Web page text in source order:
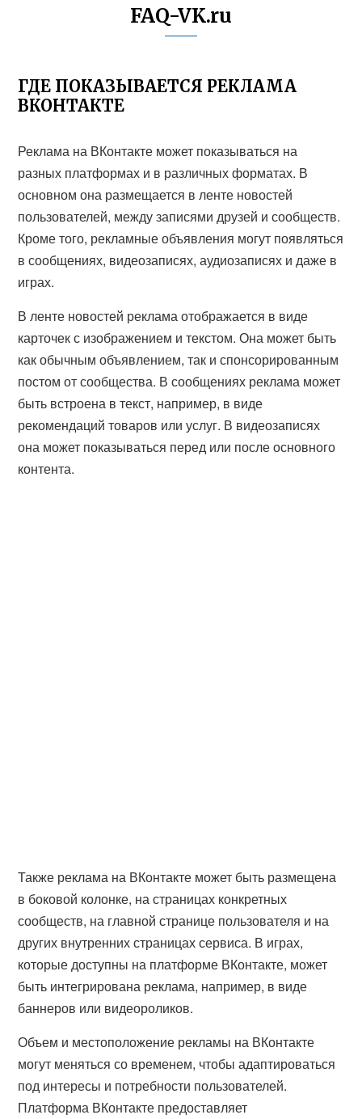
FAQ-VK.ru
ГДЕ ПОКАЗЫВАЕТСЯ РЕКЛАМА
ВКОНТАКТЕ
Реклама на ВКонтакте может показываться на
разных платформах и в различных форматах. В
основном она размещается в ленте новостей
пользователей, между записями друзей и сообществ.
Кроме того, рекламные объявления могут появляться
в сообщениях, видеозаписях, аудиозаписях и даже в
играх.
В ленте новостей реклама отображается в виде
карточек с изображением и текстом. Она может быть
как обычным объявлением, так и спонсорированным
постом от сообщества. В сообщениях реклама может
быть встроена в текст, например, в виде
рекомендаций товаров или услуг. В видеозаписях
она может показываться перед или после основного
контента.
Также реклама на ВКонтакте может быть размещена
в боковой колонке, на страницах конкретных
сообществ, на главной странице пользователя и на
других внутренних страницах сервиса. В играх,
которые доступны на платформе ВКонтакте, может
быть интегрирована реклама, например, в виде
баннеров или видеороликов.
Объем и местоположение рекламы на ВКонтакте
могут меняться со временем, чтобы адаптироваться
под интересы и потребности пользователей.
Платформа ВКонтакте предоставляет